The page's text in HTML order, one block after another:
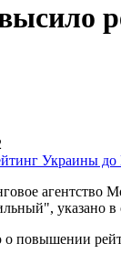
агентство
указано
повышении